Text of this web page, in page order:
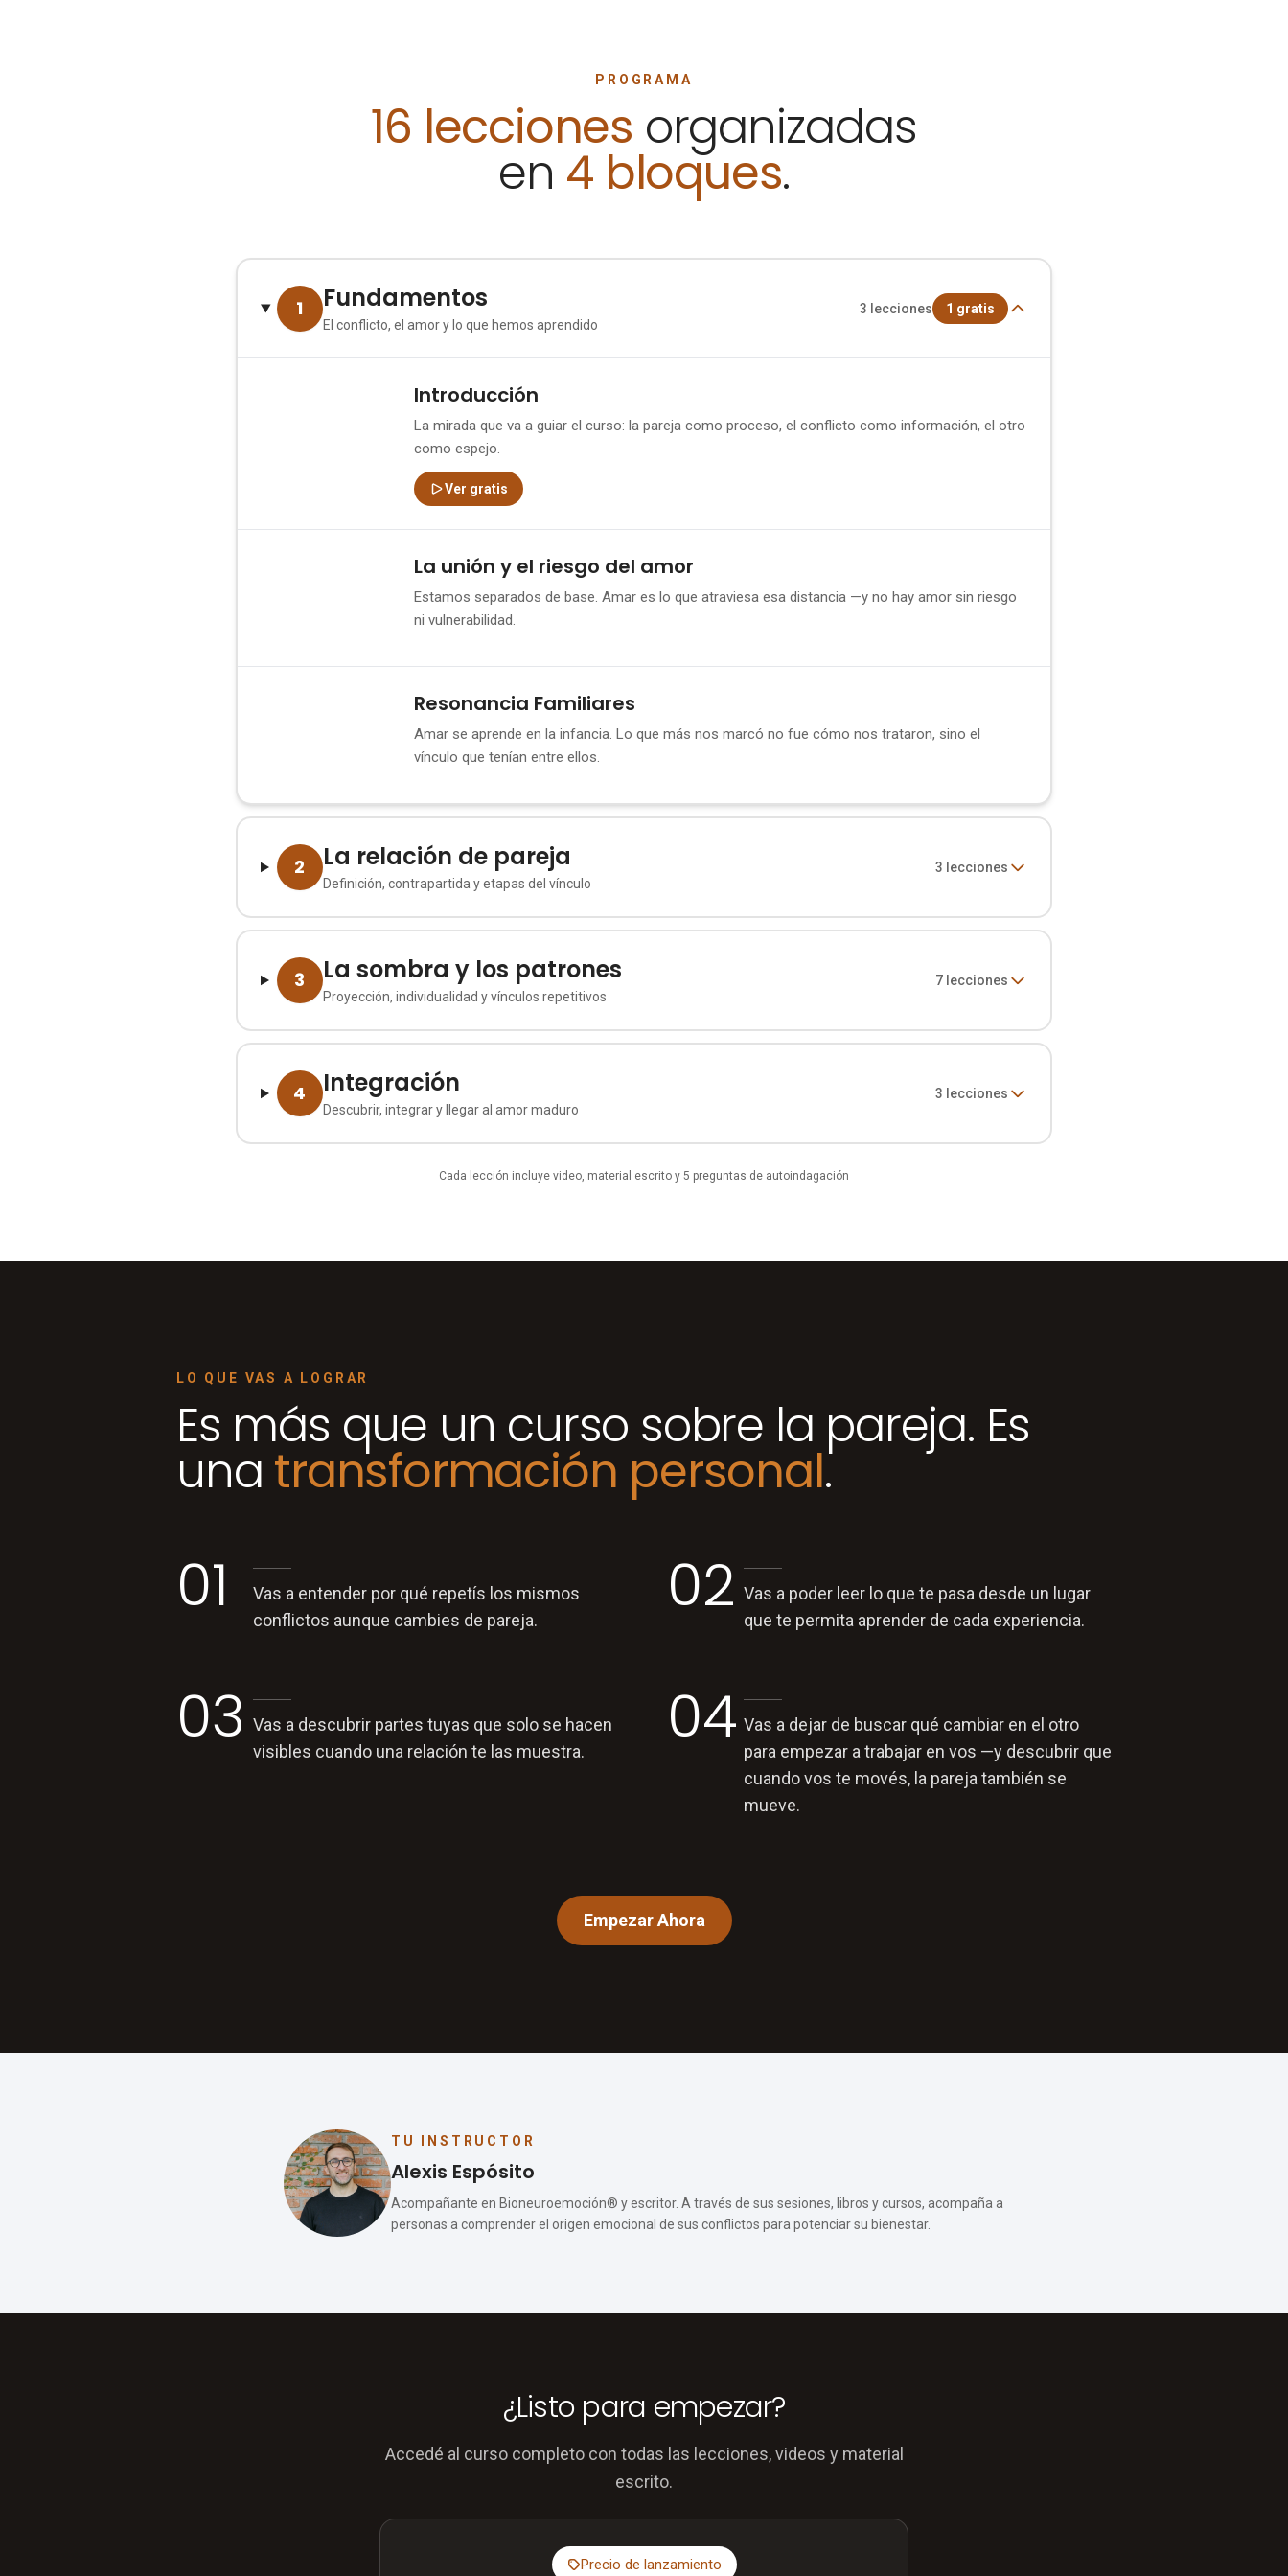
PROGRAMA
16 lecciones organizadas
en 4 bloques.
1 Fundamentos
El conflicto, el amor y lo que hemos aprendido
3 lecciones 1 gratis
Introducción
La mirada que va a guiar el curso: la pareja como proceso, el conflicto como información, el otro
como espejo.
Ver gratis
La unión y el riesgo del amor
Estamos separados de base. Amar es lo que atraviesa esa distancia —y no hay amor sin riesgo
ni vulnerabilidad.
Resonancia Familiares
Amar se aprende en la infancia. Lo que más nos marcó no fue cómo nos trataron, sino el
vínculo que tenían entre ellos.
2 La relación de pareja
Definición, contrapartida y etapas del vínculo
3 lecciones
3 La sombra y los patrones
Proyección, individualidad y vínculos repetitivos
7 lecciones
4 Integración
Descubrir, integrar y llegar al amor maduro
3 lecciones
Cada lección incluye video, material escrito y 5 preguntas de autoindagación
LO QUE VAS A LOGRAR
Es más que un curso sobre la pareja. Es
una transformación personal.
01
Vas a entender por qué repetís los mismos
conflictos aunque cambies de pareja.
02 Vas a poder leer lo que te pasa desde un lugar
que te permita aprender de cada experiencia.
03 Vas a descubrir partes tuyas que solo se hacen
visibles cuando una relación te las muestra.
04 Vas a dejar de buscar qué cambiar en el otro
para empezar a trabajar en vos —y descubrir que
cuando vos te movés, la pareja también se
mueve.
Empezar Ahora
TU INSTRUCTOR
Alexis Espósito
Acompañante en Bioneuroemoción® y escritor. A través de sus sesiones, libros y cursos, acompaña a
personas a comprender el origen emocional de sus conflictos para potenciar su bienestar.
¿Listo para empezar?
Accedé al curso completo con todas las lecciones, videos y material
escrito.
Precio de lanzamiento